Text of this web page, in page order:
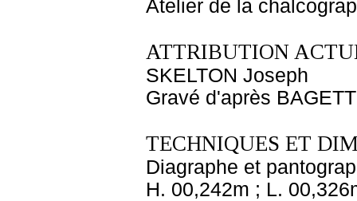
Atelier de la
ATTRIBUTION
SKELTON Joseph
Gravé d'après
TECHNIQUES ET
Diagraphe et
H. 00,242m ; L.